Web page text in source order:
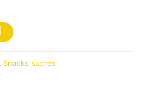
, Snacks sucres